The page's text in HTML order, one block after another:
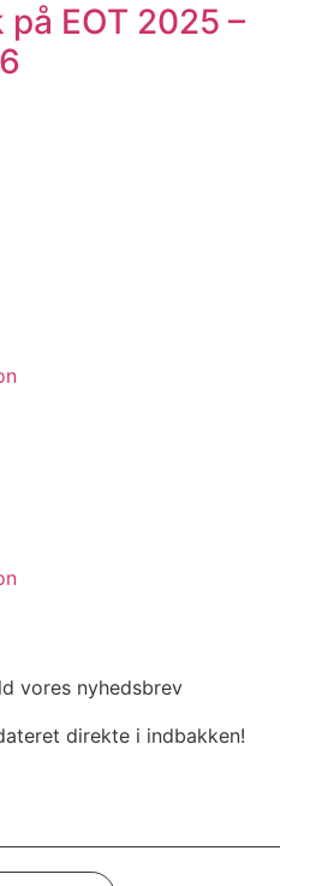
EOT 2025 –
vores nyhedsbrev
direkte i indbakken!